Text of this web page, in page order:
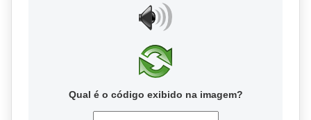
Qual é o código exibido na imagem?